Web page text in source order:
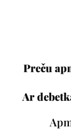
Preču
Ar